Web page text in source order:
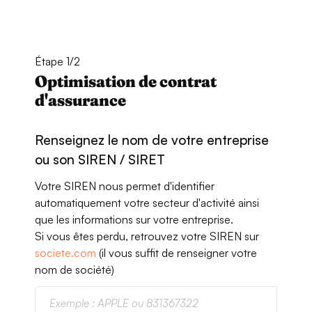
Étape 1/2
Optimisation de contrat
d'assurance
Renseignez le nom de votre entreprise
ou son SIREN / SIRET
Votre SIREN nous permet d'identifier
automatiquement votre secteur d'activité ainsi
que les informations sur votre entreprise.
Si vous êtes perdu, retrouvez votre SIREN sur
societe.com (il vous suffit de renseigner votre
nom de société)